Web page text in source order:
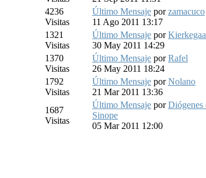
4236
Visitas
Último Mensaje porzamacuco
11 Ago 2011 13:17
1321
Visitas
Último Mensaje por
30 May 2011 14:29
1370
Visitas
Último Mensaje porRafel
26 May 2011 18:24
1792
Visitas
Último Mensaje porNolano
21 Mar 2011 13:36
1687
Visitas
Último Mensaje porDiógenes
Sinope
05 Mar 2011 12:00